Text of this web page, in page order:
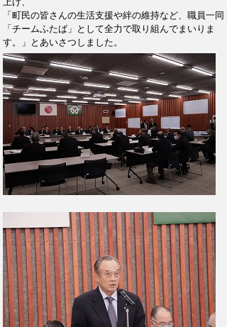
「町民の皆さんの生活支援や絆の維持など、職員一同
「チームふたば」として全力で取り組んでまいりま
す。」とあいさつしました。